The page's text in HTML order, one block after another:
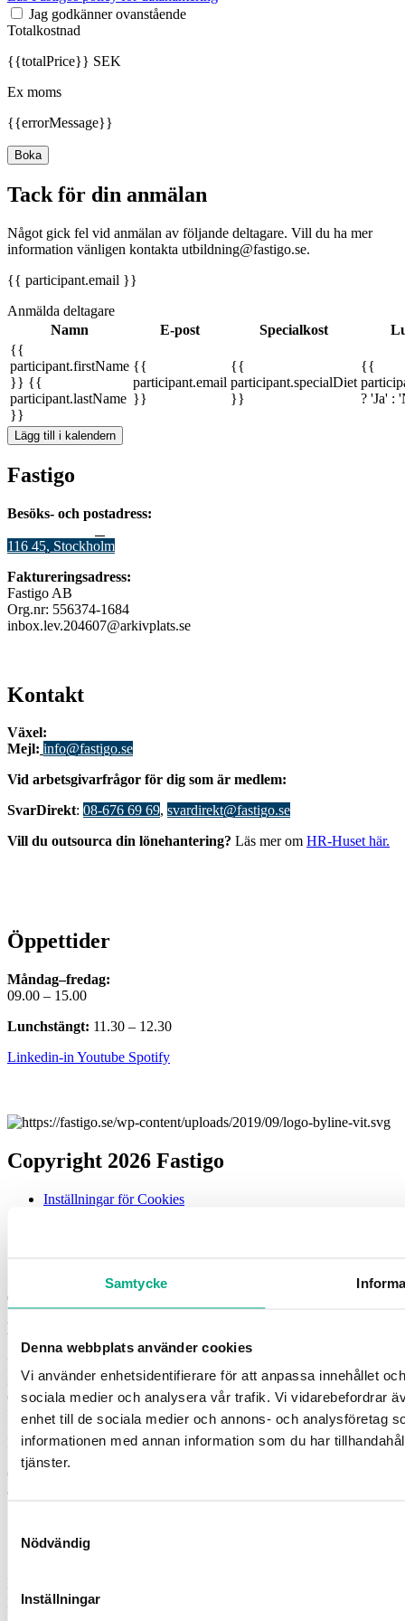
Samtycke
Denna webbplats använder cookies
Vi använder enhetsidentifierare för att anpassa innehållet
sociala medier och analysera vår trafik. Vi vidarebefordrar
enhet till de sociala medier och annons- och analysföretag
informationen med annan information som du har
tjänster.
Nödvändig
Inställningar
Jag godkänner ovanstående
Totalkostnad
{{totalPrice}} SEK
Ex moms
{{errorMessage}}
Boka
Tack för din anmälan
Något gick fel vid anmälan av följande deltagare. Vill du ha mer
information vänligen kontakta utbildning@fastigo.se.
{{ participant.email }}
Anmälda deltagare
Namn
E-post Specialkost
{{
participant.firstName
}} {{
participant.lastName
}}
{{
participant.email
}}
{{
participant.specialDiet
}}
{{
? 'Ja' :
Lägg till i kalendern
Fastigo
Besöks- och postadress:
116 45, Stockholm
Faktureringsadress:
Fastigo AB
Org.nr: 556374-1684
inbox.lev.204607@arkivplats.se
Kontakt
Växel:
Mejl: info@fastigo.se
Vid arbetsgivarfrågor för dig som är medlem:
SvarDirekt: 08-676 69 69, svardirekt@fastigo.se
Vill du outsourca din lönehantering? Läs mer om HR-Huset här.
Öppettider
Måndag–fredag:
09.00 – 15.00
Lunchstängt: 11.30 – 12.30
Linkedin-in Youtube Spotify
Copyright 2026 Fastigo
Inställningar för Cookies
Logga in
För att komma åt denna
medlem i Fastigo.Om du redan är inloggad och ändå inte kommer åt
ett visst material är det för att du saknar behörighet till den sidan eller
filen.
Du loggar in med din e-postadress och lösenord.
Om du inte loggat in tidigare behöver du skapa ett lösenord genom
att följa ”Glömt ditt lösenord”-länken nedan.
Din e-postadress
Lösenord